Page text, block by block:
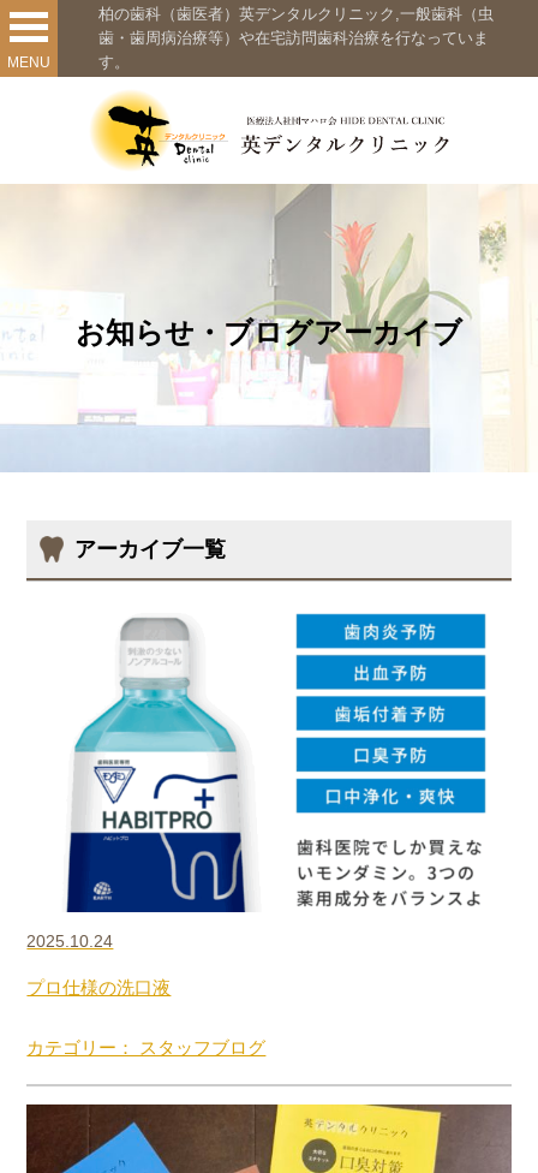
MENU
柏の歯科（歯医者）英デンタルクリニック,一般歯科（虫
歯・歯周病治療等）や在宅訪問歯科治療を行なっていま
す。
お知らせ・ブログアーカイブ
アーカイブ一覧
2025.10.24
プロ仕様の洗口液
カテゴリー： スタッフブログ